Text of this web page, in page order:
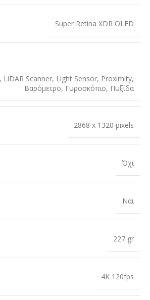
Super Retina XDR OLED
, LiDAR Scanner, Light Sensor, Proximity,
Βαρόμετρο, Γυροσκόπιο, Πυξίδα
2868 x 1320 pixels
Όχι
Ναι
227 gr
4K 120fps